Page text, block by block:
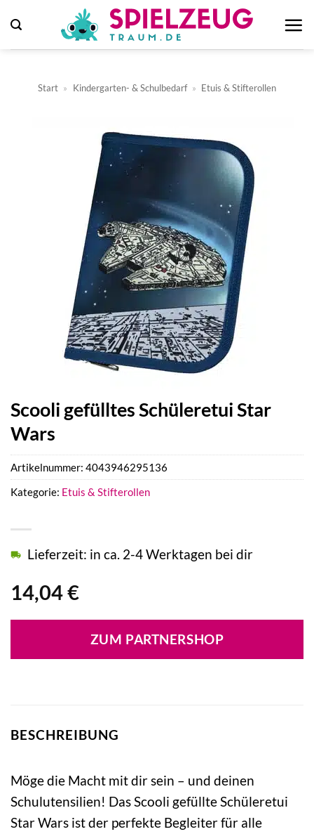
Inhalt
springen
Start » Kindergarten- & Schulbedarf » Etuis & Stifterollen
Scooli gefülltes Schüleretui Star
Wars
14,04€
Lieferzeit: in ca. 2-4 Werktagen bei dir
ZUM PARTNERSHOP
Artikelnummer: 4043946295136
Kategorie: Etuis & Stifterollen
BESCHREIBUNG
Möge die Macht mit dir sein – und deinen
Schulutensilien! Das Scooli gefüllte Schüleretui
Star Wars ist der perfekte Begleiter für alle